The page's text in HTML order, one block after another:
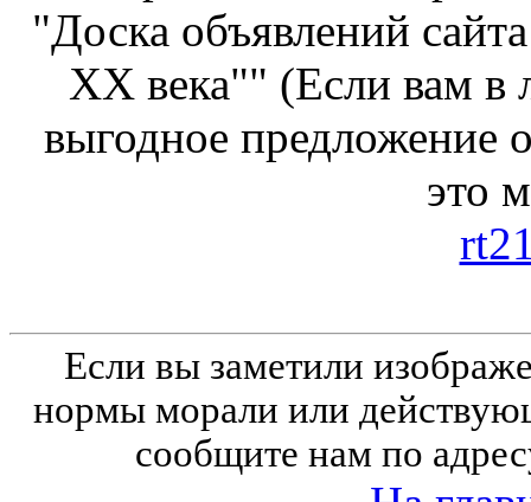
"Доска объявлений
ХХ века"" (Если вам в
выгодное предложение
это
Если вы заметили
нормы морали или
сообщите нам по